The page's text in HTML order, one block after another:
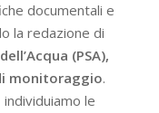
documentali e
la redazione di
(PSA),
monitoraggio.
le